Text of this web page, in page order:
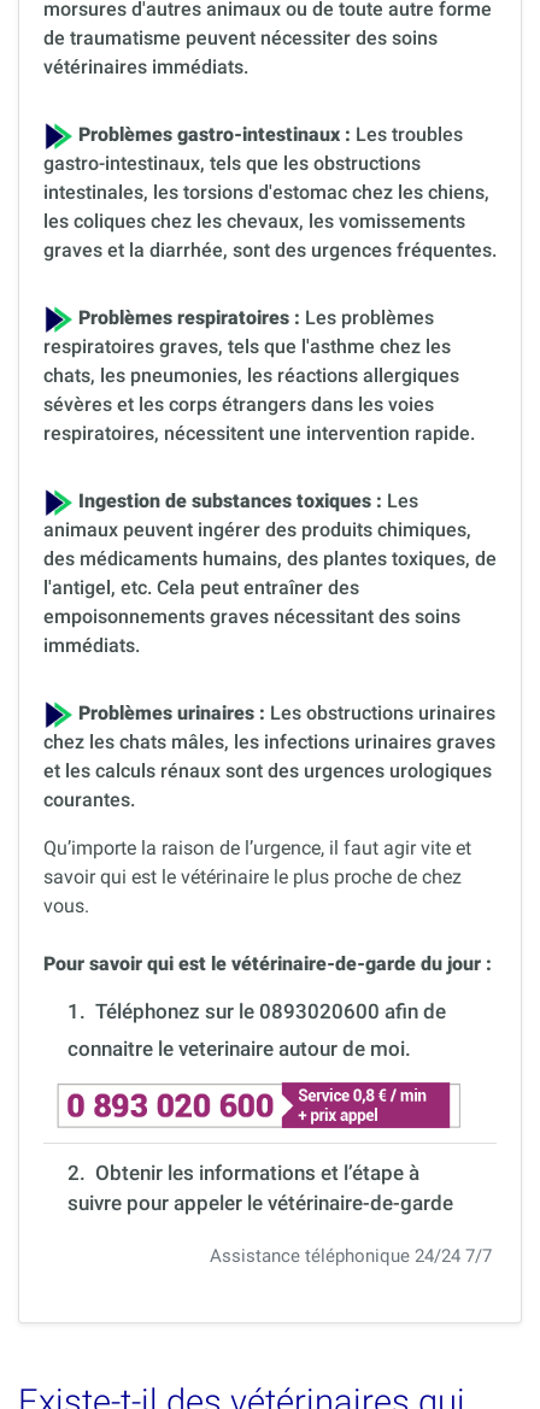
morsures d'autres animaux ou de toute autre forme
de traumatisme peuvent nécessiter des soins
vétérinaires immédiats.
Problèmes gastro-intestinaux : Les troubles
gastro-intestinaux, tels que les obstructions
intestinales, les torsions d'estomac chez les chiens,
les coliques chez les chevaux, les vomissements
graves et la diarrhée, sont des urgences fréquentes.
Problèmes respiratoires : Les problèmes
respiratoires graves, tels que l'asthme chez les
chats, les pneumonies, les réactions allergiques
sévères et les corps étrangers dans les voies
respiratoires, nécessitent une intervention rapide.
Ingestion de substances toxiques : Les
animaux peuvent ingérer des produits chimiques,
des médicaments humains, des plantes toxiques, de
l'antigel, etc. Cela peut entraîner des
empoisonnements graves nécessitant des soins
immédiats.
Problèmes urinaires : Les obstructions urinaires
chez les chats mâles, les infections urinaires graves
et les calculs rénaux sont des urgences urologiques
courantes.
Qu’importe la raison de l’urgence, il faut agir vite et
savoir qui est le vétérinaire le plus proche de chez
vous.
Pour savoir qui est le vétérinaire-de-garde du jour :
1. Téléphonez sur le 0893020600 afin de
connaitre le veterinaire autour de moi.
2. Obtenir les informations et l’étape à
suivre pour appeler le vétérinaire-de-garde
Assistance téléphonique 24/24 7/7